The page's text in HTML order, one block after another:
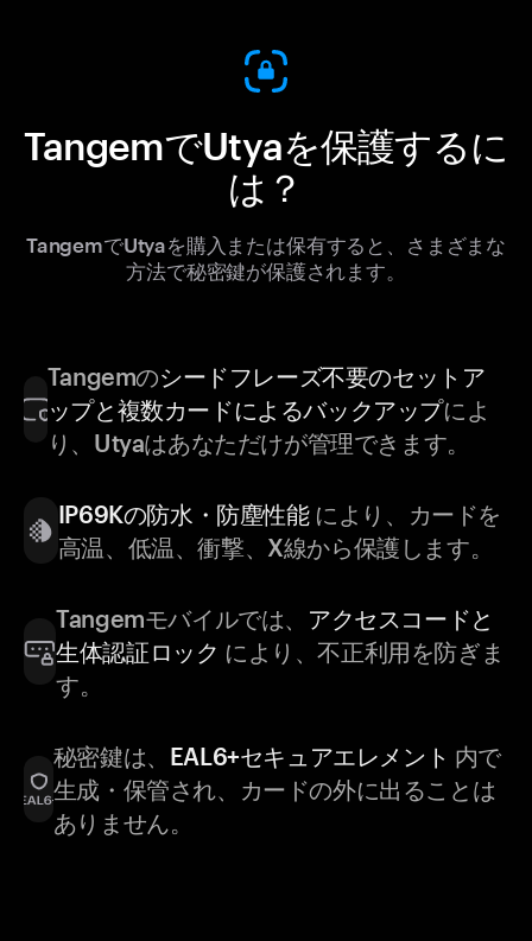
TangemでUtyaを保護するに
は？
TangemでUtyaを購入または保有すると、さまざまな
方法で秘密鍵が保護されます。
Tangemのシードフレーズ不要のセットア
ップと複数カードによるバックアップによ
り、Utyaはあなただけが管理できます。
IP69Kの防水・防塵性能により、カードを
高温、低温、衝撃、X線から保護します。
Tangemモバイルでは、 アクセスコードと
生体認証ロック により、不正利用を防ぎま
す。
秘密鍵は、 EAL6+セキュアエレメント 内で
生成・保管され、カードの外に出ることは
ありません。